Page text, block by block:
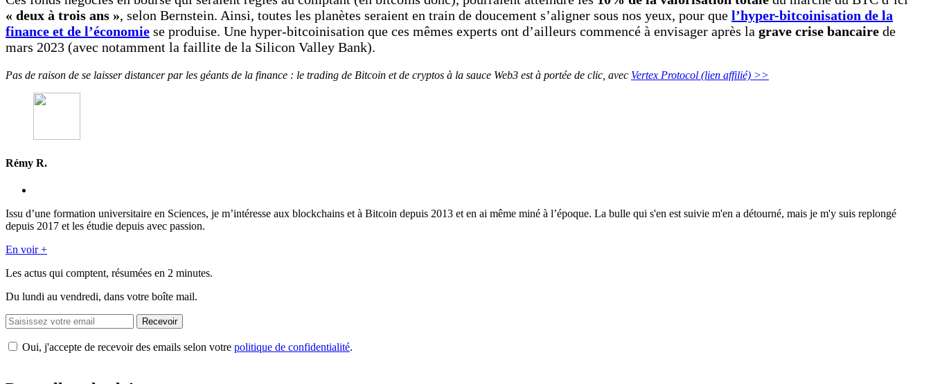
« deux à trois ans », selon Bernstein. Ainsi, toutes les planètes seraient en train de doucement s’aligner sous nos yeux, pour que l’hyper-bitcoinisation de la
finance et de l’économie se produise. Une hyper-bitcoinisation que ces mêmes experts ont d’ailleurs commencé à envisager après la grave crise bancaire de
mars 2023 (avec notamment la faillite de la Silicon Valley Bank).
Pas de raison de se laisser distancer par les géants de la finance : le trading de Bitcoin et de cryptos à la sauce Web3 est à portée de clic, avec Vertex Protocol (lien affilié) >>
Rémy R.
Issu d’une formation universitaire en Sciences, je m’intéresse aux blockchains et à Bitcoin depuis 2013 et en ai même miné à l’époque. La bulle qui s'en est suivie m'en a détourné, mais je m'y suis replongé
depuis 2017 et les étudie depuis avec passion.
En voir +
Les actus qui comptent, résumées en 2 minutes.
Du lundi au vendredi, dans votre boîte mail.
Recevoir
Oui, j'accepte de recevoir des emails selon votre politique de confidentialité.